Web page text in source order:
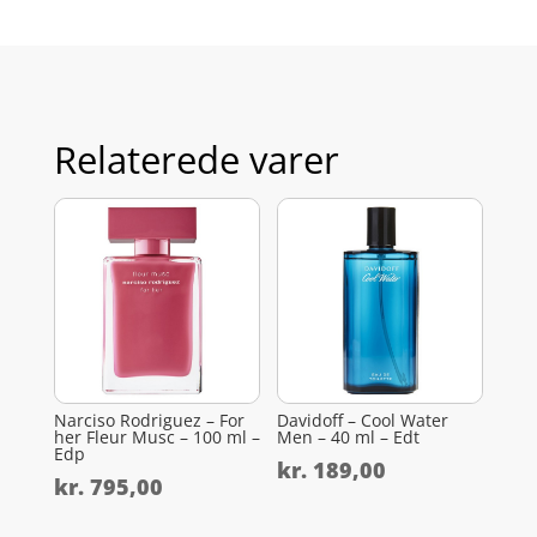
Relaterede varer
Narciso Rodriguez – For
her Fleur Musc – 100 ml –
Edp
kr.795,00
Davidoff – Cool Water
Men – 40 ml – Edt
kr. 189,00